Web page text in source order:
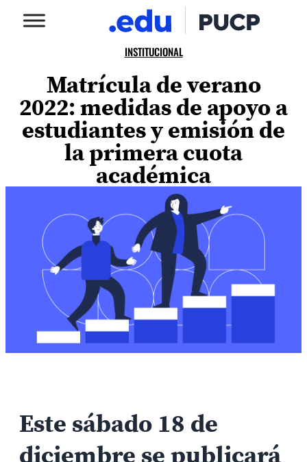
INSTITUCIONAL
Matrícula de verano
2022: medidas de apoyo a
estudiantes y emisión de
la primera cuota
académica
Este sábado 18 de
diciembre se publicará